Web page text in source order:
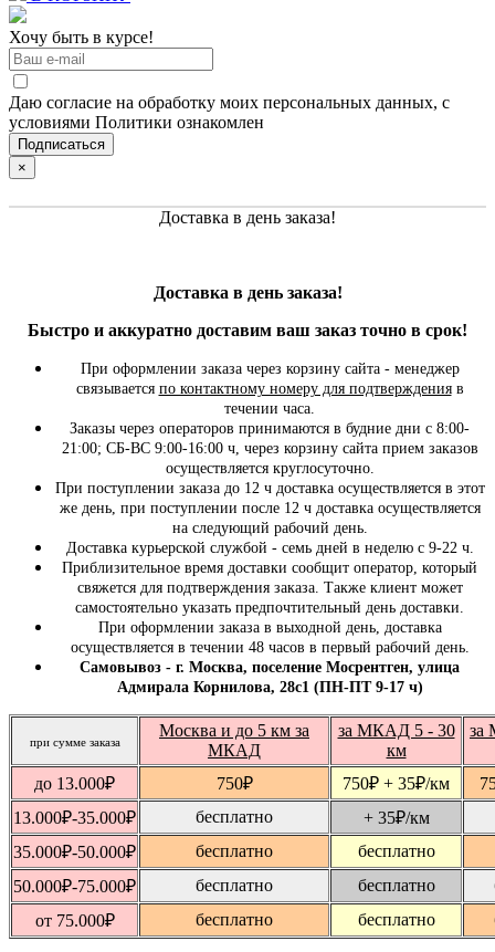
Хочу быть в курсе!
Даю согласие на обработку моих персональных данных, с
условиями Политики ознакомлен
×
Доставка в день заказа!
Доставка в день заказа!
Быстро и аккуратно доставим ваш заказ точно в срок!
При оформлении заказа через корзину сайта - менеджер
связывается по контактному номеру для подтвержденияв
течении часа.
Заказы через операторов принимаются в будние дни с 8:00-
21:00; СБ-ВС 9:00-16:00 ч, через корзину сайта прием заказов
осуществляется круглосуточно.
При поступлении заказа до 12 ч доставка осуществляется в этот
же день, при поступлении после 12 ч доставка осуществляется
на следующий рабочий день.
Доставка курьерской службой - семь дней в неделю с 9-22 ч.
Приблизительное время доставки сообщит оператор, который
свяжется для подтверждения заказа. Также клиент может
самостоятельно указать предпочтительный день доставки.
При оформлении заказа в выходной день, доставка
осуществляется в течении 48 часов в первый рабочий день.
Самовывоз - г. Москва, поселение Мосрентген, улица
Адмирала Корнилова, 28с1 (ПН-ПТ 9-17 ч)
при сумме заказа
Москва и до 5 км за
МКАД
за МКАД 5 - 30
км
за
до 13.000₽ 750₽ 750₽ + 35₽/км
13.000₽-35.000₽ бесплатно + 35₽/км
35.000₽-50.000₽ бесплатно
бесплатно
50.000₽-75.000₽ бесплатно бесплатно
от 75.000₽ бесплатно бесплатно